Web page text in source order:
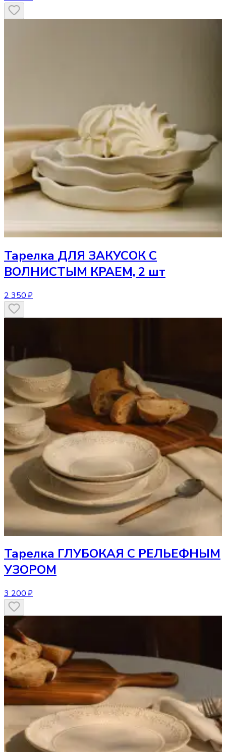
Тарелка ДЛЯ ЗАКУСОК С
ВОЛНИСТЫМ КРАЕМ, 2 шт
2 350 ₽
Тарелка ГЛУБОКАЯ С РЕЛЬЕФНЫМ
УЗОРОМ
3 200 ₽